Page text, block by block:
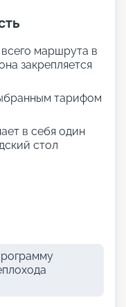
маршрута в
закрепляется
тарифом
в себя один
стол